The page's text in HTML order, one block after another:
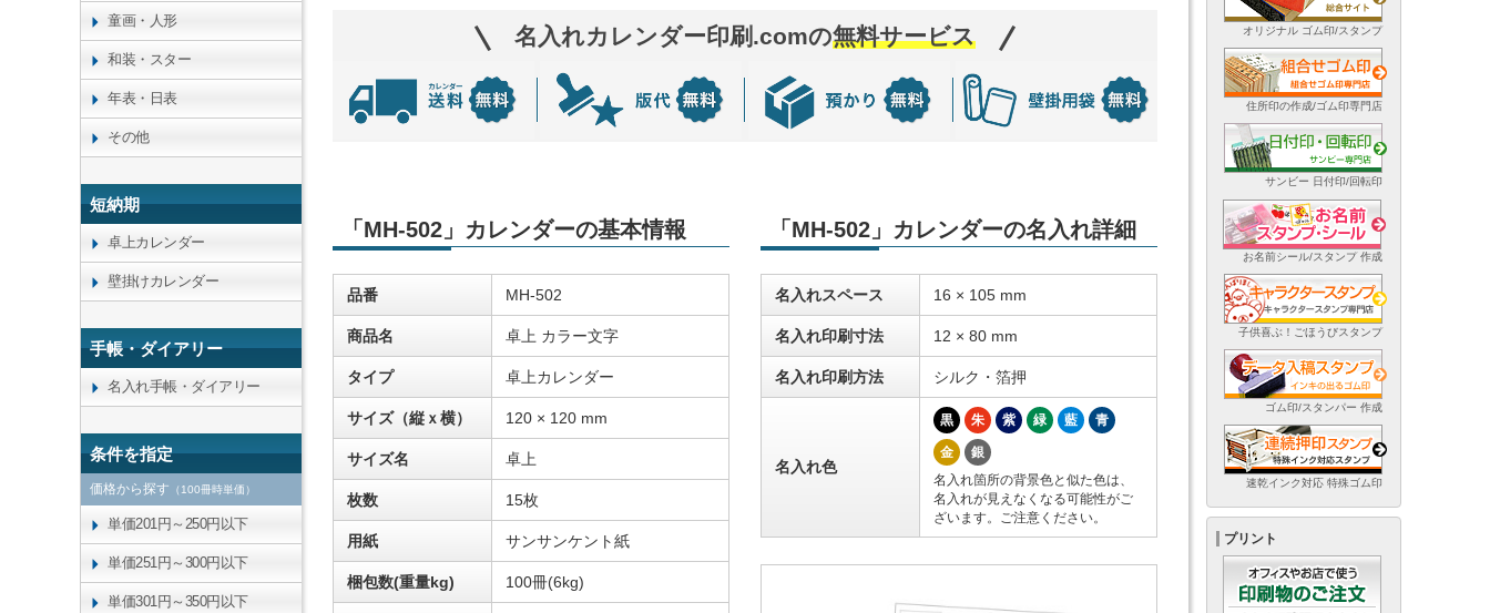
名入れカレンダー印刷.comの無料サービス
「MH-502」カレンダーの基本情報
品番 MH-502
商品名 卓上 カラー文字
タイプ 卓上カレンダー
サイズ（縦ｘ横） 120 × 120 mm
サイズ名 卓上
枚数 15枚
用紙 サンサンケント紙
梱包数(重量kg) 100冊(6kg)
「MH-502」カレンダーの名入れ詳細
名入れスペース 16 × 105 mm
名入れ印刷寸法 12 × 80 mm
名入れ印刷方法 シルク・箔押
名入れ色
黒 朱 紫 緑 藍 青
金
銀
名入れ箇所の背景色と似た色は、
名入れが見えなくなる可能性がご
ざいます。ご注意ください。
童画・人形
和装・スター
年表・日表
その他
短納期
卓上カレンダー
壁掛けカレンダー
手帳・ダイアリー
名入れ手帳・ダイアリー
条件を指定
価格から探す （100冊時単価）
単価201円～250円以下
単価251円～300円以下
単価301円～350円以下
オリジナル ゴム印/スタンプ
住所印の作成/ゴム印専門店
サンビー 日付印/回転印
お名前シール/スタンプ 作成
子供喜ぶ！ごほうびスタンプ
ゴム印/スタンパー 作成
速乾インク対応 特殊ゴム印
プリント